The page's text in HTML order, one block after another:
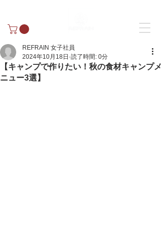
【キャンプで作りたい！秋の食材キャンプメ
ニュー3選】
REFRAIN 女子社員
2024年10月18日 読了時間: 0分